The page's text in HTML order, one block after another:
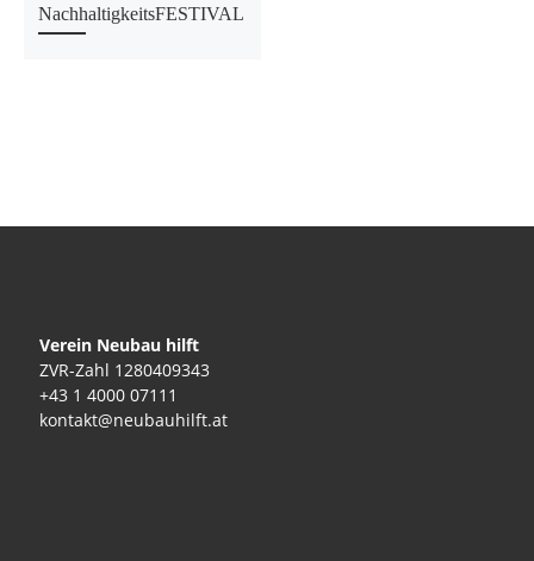
NachhaltigkeitsFESTIVAL
Verein Neubau hilft
ZVR-Zahl 1280409343
+43 1 4000 07111
kontakt@neubauhilft.at